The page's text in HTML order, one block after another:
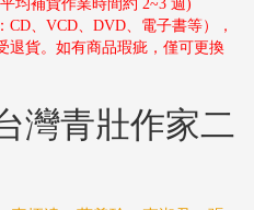
均補貨作業時間約 2~3 週)
、VCD、DVD、電子書等），
退貨。如有商品瑕疵，僅可更換
灣青壯作家二